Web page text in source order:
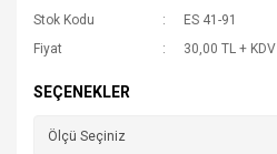
Stok Kodu
ES 41-91
Fiyat
30,00 TL + KDV
SEÇENEKLER